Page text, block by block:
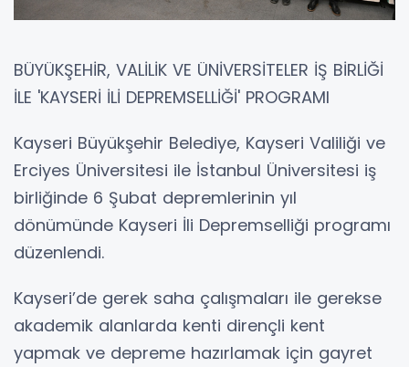
BÜYÜKŞEHİR, VALİLİK VE ÜNİVERSİTELER İŞ BİRLİĞİ
İLE 'KAYSERİ İLİ DEPREMSELLİĞİ' PROGRAMI
Kayseri Büyükşehir Belediye, Kayseri Valiliği ve
Erciyes Üniversitesi ile İstanbul Üniversitesi iş
birliğinde 6 Şubat depremlerinin yıl
dönümünde Kayseri İli Depremselliği programı
düzenlendi.
Kayseri’de gerek saha çalışmaları ile gerekse
akademik alanlarda kenti dirençli kent
yapmak ve depreme hazırlamak için gayret